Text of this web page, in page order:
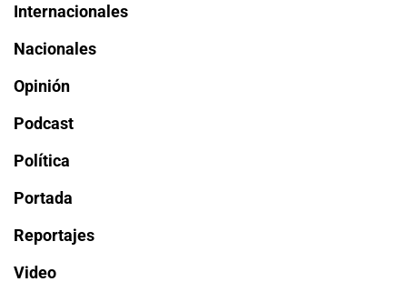
Internacionales
Nacionales
Opinión
Podcast
Política
Portada
Reportajes
Video